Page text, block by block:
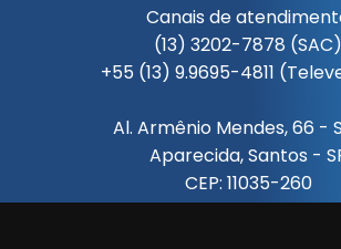
Canais de
(13) 3202-7878 (SAC)
+55 (13) 9.9695-4811
Al. Armênio Mendes, 66 -
Aparecida, Santos -
CEP: 11035-260